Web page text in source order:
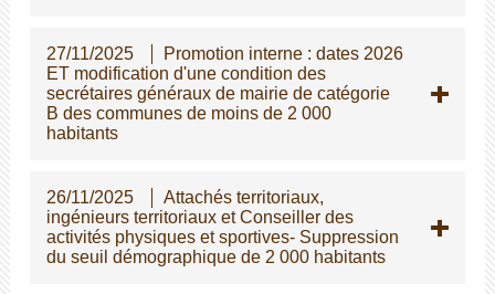
27/11/2025
Promotion interne : dates 2026
ET modification d'une condition des
secrétaires généraux de mairie de catégorie
B des communes de moins de 2 000
habitants
26/11/2025
Attachés territoriaux,
ingénieurs territoriaux et Conseiller des
activités physiques et sportives- Suppression
du seuil démographique de 2 000 habitants